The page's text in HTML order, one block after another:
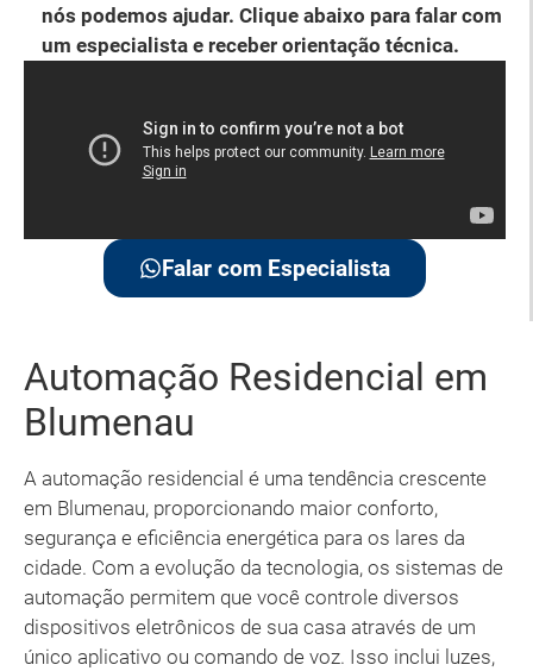
nós podemos ajudar. Clique abaixo para falar com
um especialista e receber orientação técnica.
Falar com Especialista
Automação Residencial em
Blumenau
A automação residencial é uma tendência crescente
em Blumenau, proporcionando maior conforto,
segurança e eficiência energética para os lares da
cidade. Com a evolução da tecnologia, os sistemas de
automação permitem que você controle diversos
dispositivos eletrônicos de sua casa através de um
único aplicativo ou comando de voz. Isso inclui luzes,